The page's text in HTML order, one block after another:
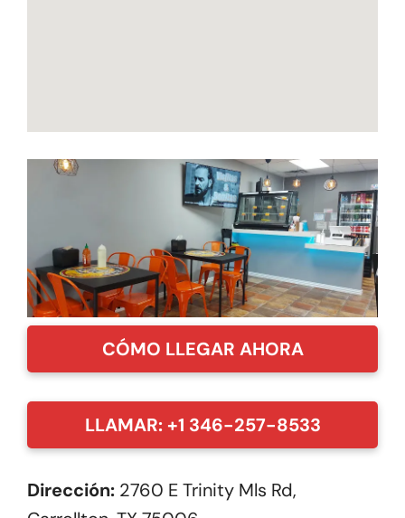
CÓMO LLEGAR AHORA
LLAMAR: +1 346-257-8533
Dirección: 2760 E Trinity Mls Rd,